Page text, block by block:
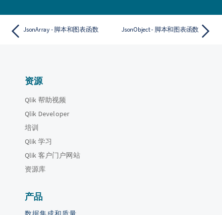
JsonArray - 脚本和图表函数 JsonObject - 脚本和图表函数
资源
Qlik 帮助视频
Qlik Developer
培训
Qlik 学习
Qlik 客户门户网站
资源库
产品